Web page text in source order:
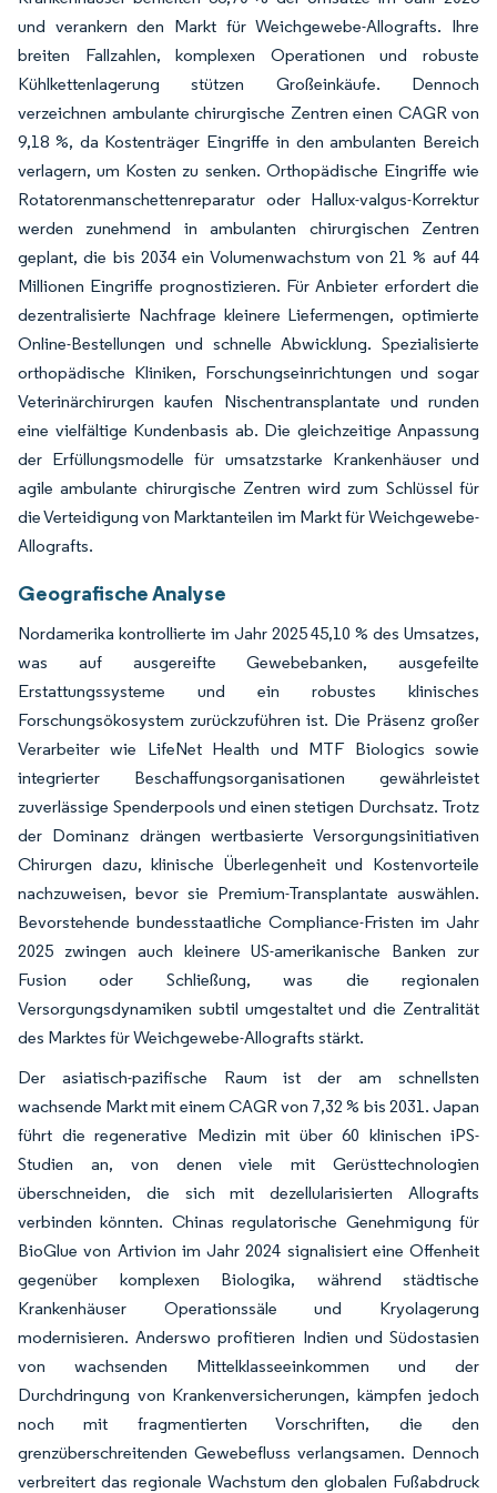
und verankern den Markt für Weichgewebe-Allografts. Ihre
breiten Fallzahlen, komplexen Operationen und robuste
Kühlkettenlagerung stützen Großeinkäufe. Dennoch
verzeichnen ambulante chirurgische Zentren einen CAGR von
9,18 %, da Kostenträger Eingriffe in den ambulanten Bereich
verlagern, um Kosten zu senken. Orthopädische Eingriffe wie
Rotatorenmanschettenreparatur oder Hallux-valgus-Korrektur
werden zunehmend in ambulanten chirurgischen Zentren
geplant, die bis 2034 ein Volumenwachstum von 21 % auf 44
Millionen Eingriffe prognostizieren. Für Anbieter erfordert die
dezentralisierte Nachfrage kleinere Liefermengen, optimierte
Online-Bestellungen und schnelle Abwicklung. Spezialisierte
orthopädische Kliniken, Forschungseinrichtungen und sogar
Veterinärchirurgen kaufen Nischentransplantate und runden
eine vielfältige Kundenbasis ab. Die gleichzeitige Anpassung
der Erfüllungsmodelle für umsatzstarke Krankenhäuser und
agile ambulante chirurgische Zentren wird zum Schlüssel für
die Verteidigung von Marktanteilen im Markt für Weichgewebe-
Allografts.
Geografische Analyse
Nordamerika kontrollierte im Jahr 2025 45,10 % des Umsatzes,
was auf ausgereifte Gewebebanken, ausgefeilte
Erstattungssysteme und ein robustes klinisches
Forschungsökosystem zurückzuführen ist. Die Präsenz großer
Verarbeiter wie LifeNet Health und MTF Biologics sowie
integrierter Beschaffungsorganisationen gewährleistet
zuverlässige Spenderpools und einen stetigen Durchsatz. Trotz
der Dominanz drängen wertbasierte Versorgungsinitiativen
Chirurgen dazu, klinische Überlegenheit und Kostenvorteile
nachzuweisen, bevor sie Premium-Transplantate auswählen.
Bevorstehende bundesstaatliche Compliance-Fristen im Jahr
2025 zwingen auch kleinere US-amerikanische Banken zur
Fusion oder Schließung, was die regionalen
Versorgungsdynamiken subtil umgestaltet und die Zentralität
des Marktes für Weichgewebe-Allografts stärkt.
Der asiatisch-pazifische Raum ist der am schnellsten
wachsende Markt mit einem CAGR von 7,32 % bis 2031. Japan
führt die regenerative Medizin mit über 60 klinischen iPS-
Studien an, von denen viele mit Gerüsttechnologien
überschneiden, die sich mit dezellularisierten Allografts
verbinden könnten. Chinas regulatorische Genehmigung für
BioGlue von Artivion im Jahr 2024 signalisiert eine Offenheit
gegenüber komplexen Biologika, während städtische
Krankenhäuser Operationssäle und Kryolagerung
modernisieren. Anderswo profitieren Indien und Südostasien
von wachsenden Mittelklasseeinkommen und der
Durchdringung von Krankenversicherungen, kämpfen jedoch
noch mit fragmentierten Vorschriften, die den
grenzüberschreitenden Gewebefluss verlangsamen. Dennoch
verbreitert das regionale Wachstum den globalen Fußabdruck